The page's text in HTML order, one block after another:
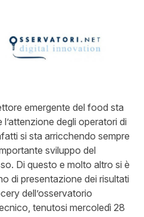
su Facebook
su LinkedIn
emergente del food sta
degli operatori di
si sta arricchendo sempre
sviluppo del
Di questo e molto altro si è
di presentazione dei risultati
dell’osservatorio
tenutosi mercoledì 28